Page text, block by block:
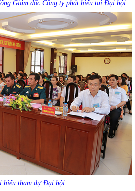
Giám đốc Công ty phát biểu tại Đại hội.
biểu tham dự Đại hội.